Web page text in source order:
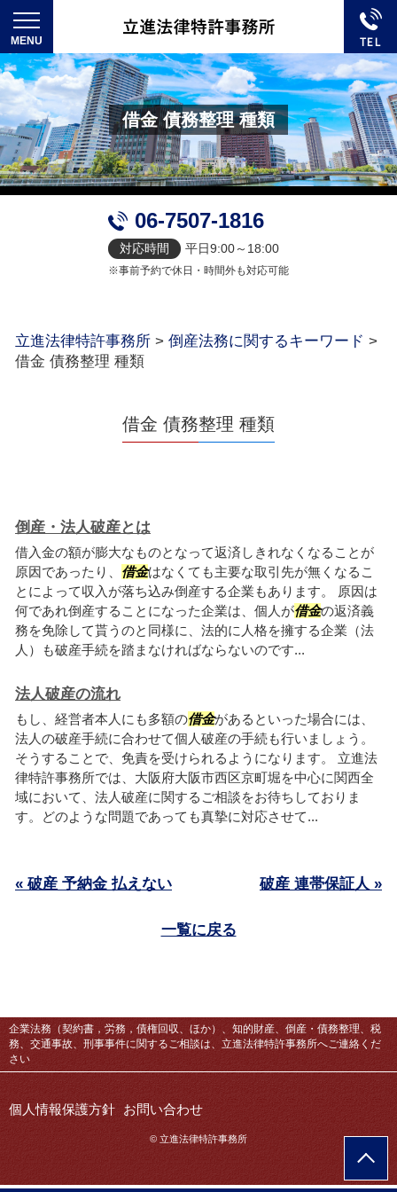
借金 債務整理 種類
06-7507-1816
対応時間 平日9:00～18:00
※事前予約で休日・時間外も対応可能
立進法律特許事務所 > 倒産法務に関するキーワード >
借金 債務整理 種類
借金 債務整理 種類
倒産・法人破産とは
借入金の額が膨大なものとなって返済しきれなくなることが
原因であったり、 借金はなくても主要な取引先が無くなるこ
とによって収入が落ち込み倒産する企業もあります。 原因は
何であれ倒産することになった企業は、個人が借金の返済義
務を免除して貰うのと同様に、法的に人格を擁する企業（法
人）も破産手続を踏まなければならないのです...
法人破産の流れ
もし、経営者本人にも多額の借金があるといった場合には、
法人の破産手続に合わせて個人破産の手続も行いましょう。
そうすることで、免責を受けられるようになります。 立進法
律特許事務所では、大阪府大阪市西区京町堀を中心に関西全
域において、法人破産に関するご相談をお待ちしておりま
す。どのような問題であっても真摯に対応させて...
« 破産 予納金 払えない 破産 連帯保証人 »
一覧に戻る
企業法務（契約書，労務，債権回収、ほか）、知的財産、倒産・債務整理、税
務、交通事故、刑事事件に関するご相談は、立進法律特許事務所へご連絡くだ
さい
個人情報保護方針 お問い合わせ
© 立進法律特許事務所